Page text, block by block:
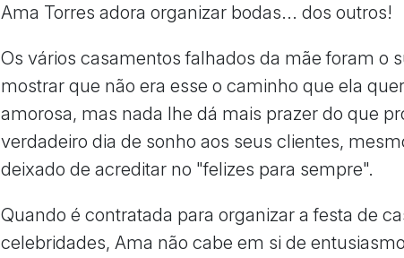
Ama Torres adora organizar bodas... dos outros!
Os vários casamentos falhados da mãe foram o
mostrar que não era esse o caminho que ela
amorosa, mas nada lhe dá mais prazer do que
verdadeiro dia de sonho aos seus clientes,
deixado de acreditar no "felizes para sempre".
Quando é contratada para organizar a festa de
celebridades, Ama não cabe em si de